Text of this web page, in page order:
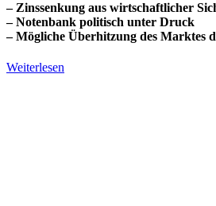
– Zinssenkung aus wirtschaftlicher
– Notenbank politisch unter Druck
– Mögliche Überhitzung des Marktes
Weiterlesen